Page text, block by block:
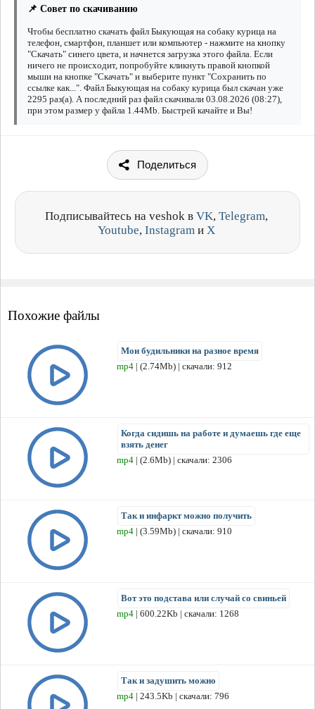
📌 Совет по скачиванию
Чтобы бесплатно скачать файл Быкующая на собаку курица на
телефон, смартфон, планшет или компьютер - нажмите на кнопку
"Скачать" синего цвета, и начнется загрузка этого файла. Если
ничего не происходит, попробуйте кликнуть правой кнопкой
мыши на кнопке "Скачать" и выберите пункт "Сохранить по
ссылке как...". Файл Быкующая на собаку курица был скачан уже
2295 раз(а). А последний раз файл скачивали 03.08.2026 (08:27),
при этом размер у файла 1.44Mb. Быстрей качайте и Вы!
Поделиться
Подписывайтесь на veshok в VK, Telegram,
Youtube, Instagram и X
Похожие файлы
Мои будильники на разное время
mp4 | (2.74Mb) | скачали: 912
Когда сидишь на работе и думаешь где еще
взять денег
mp4 | (2.6Mb) | скачали: 2306
Так и инфаркт можно получить
mp4 | (3.59Mb) | скачали: 910
Вот это подстава или случай со свиньей
mp4 | 600.22Kb | скачали: 1268
Так и задушить можно
mp4 | 243.5Kb | скачали: 796